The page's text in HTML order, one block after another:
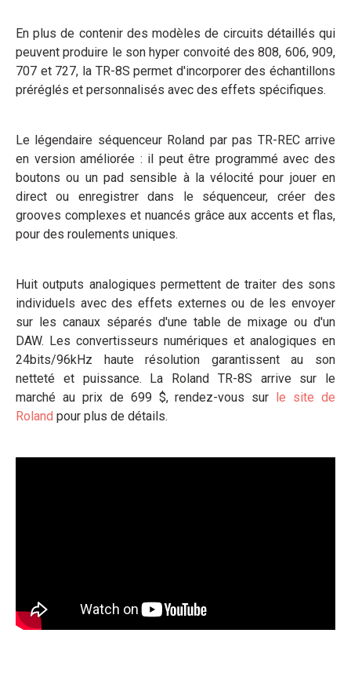
En plus de contenir des modèles de circuits détaillés qui
peuvent produire le son hyper convoité des 808, 606, 909,
707 et 727, la TR-8S permet d'incorporer des échantillons
préréglés et personnalisés avec des effets spécifiques.
Le légendaire séquenceur Roland par pas TR-REC arrive
en version améliorée : il peut être programmé avec des
boutons ou un pad sensible à la vélocité pour jouer en
direct ou enregistrer dans le séquenceur, créer des
grooves complexes et nuancés grâce aux accents et flas,
pour des roulements uniques.
Huit outputs analogiques permettent de traiter des sons
individuels avec des effets externes ou de les envoyer
sur les canaux séparés d'une table de mixage ou d'un
DAW. Les convertisseurs numériques et analogiques en
24bits/96kHz haute résolution garantissent au son
netteté et puissance. La Roland TR-8S arrive sur le
marché au prix de 699 $, rendez-vous sur le site de
Roland pour plus de détails.